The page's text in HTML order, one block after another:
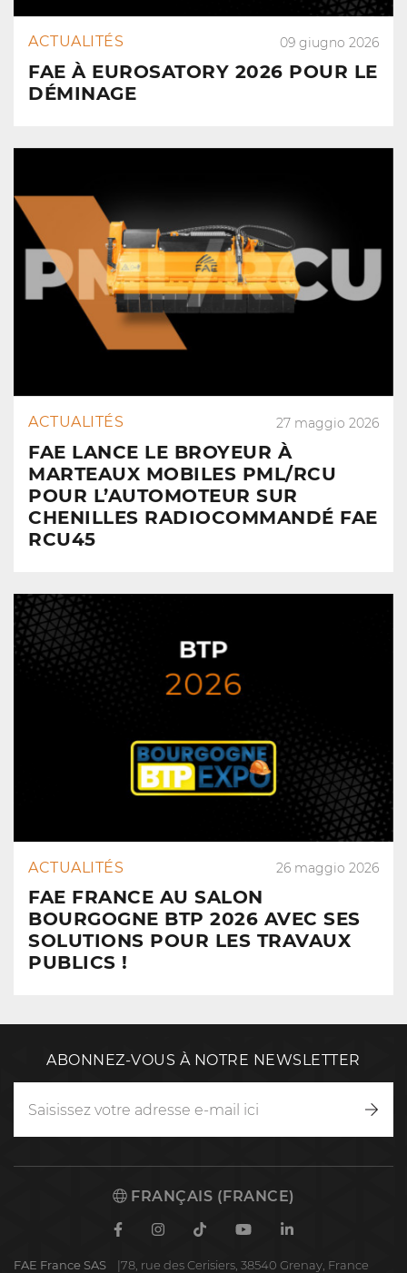
ACTUALITÉS 09 giugno 2026
FAE À EUROSATORY 2026 POUR LE
DÉMINAGE
ACTUALITÉS 27 maggio 2026
FAE LANCE LE BROYEUR À
MARTEAUX MOBILES PML/RCU
POUR L’AUTOMOTEUR SUR
CHENILLES RADIOCOMMANDÉ FAE
RCU45
ACTUALITÉS 26 maggio 2026
FAE FRANCE AU SALON
BOURGOGNE BTP 2026 AVEC SES
SOLUTIONS POUR LES TRAVAUX
PUBLICS !
ABONNEZ-VOUS À NOTRE NEWSLETTER
FRANÇAIS (FRANCE)
FacebookInstagram
TikTokYoutubeLinkedin
FAE France SAS 78, rue des Cerisiers, 38540 Grenay, France